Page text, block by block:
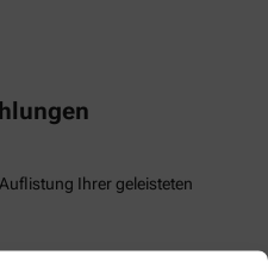
Ihrer geleisteten